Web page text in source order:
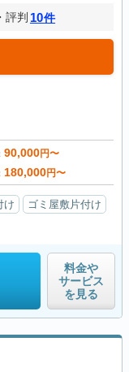
評判 10件
90,000円〜
180,000円〜
け
ゴミ屋敷片付け
料金や
サービス
を見る